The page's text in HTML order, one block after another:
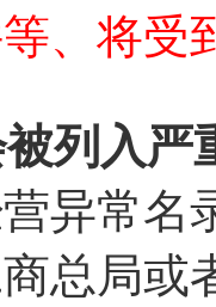
、将受
列入
异常名
总局或